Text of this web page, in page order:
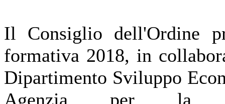
Il Consiglio dell'Ordine
formativa 2018, in
Dipartimento Sviluppo
Agenzia per la